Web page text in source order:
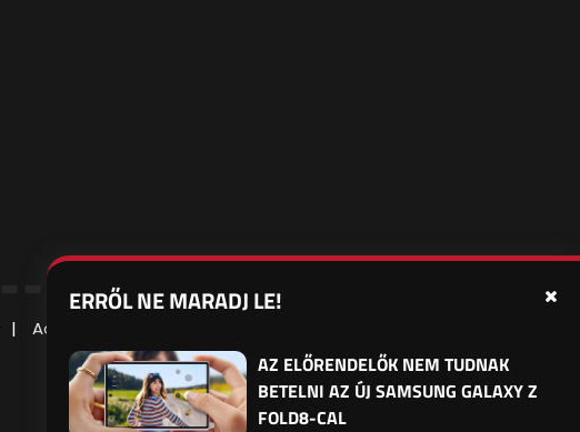
Adatvédelmi beállítások
Felhasználási Feltételek
ERRŐL NE MARADJ LE!
AZ ELŐRENDELŐK NEM TUDNAK
BETELNI AZ ÚJ SAMSUNG GALAXY Z
FOLD8-CAL